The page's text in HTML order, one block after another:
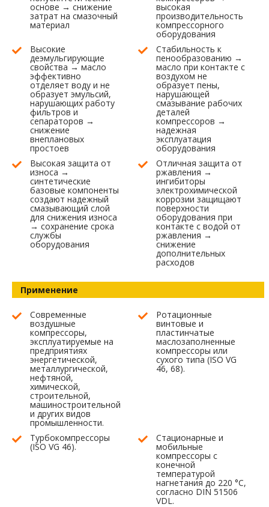
основе → снижение
затрат на смазочный
материал
высокая
производительность
компрессорного
оборудования
Высокие
деэмульгирующие
свойства → масло
эффективно
отделяет воду и не
образует эмульсий,
нарушающих работу
фильтров и
сепараторов →
снижение
внеплановых
простоев
Стабильность к
пенообразованию →
масло при контакте с
воздухом не
образует пены,
нарушающей
смазывание рабочих
деталей
компрессоров →
надежная
эксплуатация
оборудования
Высокая защита от
износа →
синтетические
базовые компоненты
создают надежный
смазывающий слой
для снижения износа
→ сохранение срока
службы
оборудования
Отличная защита от
ржавления →
ингибиторы
электрохимической
коррозии защищают
поверхности
оборудования при
контакте с водой от
ржавления →
снижение
дополнительных
расходов
Применение
Современные
воздушные
компрессоры,
эксплуатируемые на
предприятиях
энергетической,
металлургической,
нефтяной,
химической,
строительной,
машиностроительной
и других видов
промышленности.
Ротационные
винтовые и
пластинчатые
маслозаполненные
компрессоры или
сухого типа (ISO VG
46, 68).
Турбокомпрессоры
(ISO VG 46).
Стационарные и
мобильные
компрессоры с
конечной
температурой
нагнетания до 220 °С,
согласно DIN 51506
VDL.